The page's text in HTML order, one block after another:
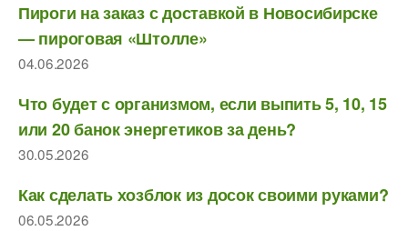
Пироги на заказ с доставкой в Новосибирске
— пироговая «Штолле»
04.06.2026
Что будет с организмом, если выпить 5, 10, 15
или 20 банок энергетиков за день?
30.05.2026
Как сделать хозблок из досок своими руками?
06.05.2026